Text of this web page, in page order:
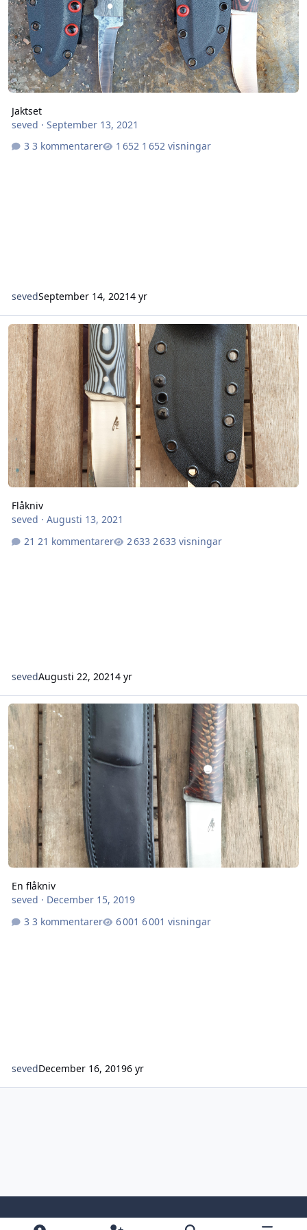
Jaktset
seved · September 13, 2021
3 kommentarer
1 652 visningar
sevedSeptember 14, 20214 yr
Flåkniv
Flåkniv
seved · Augusti 13, 2021
21 kommentarer
2 633 visningar
sevedAugusti 22, 20214 yr
En flåkniv
En flåkniv
seved · December 15, 2019
3 kommentarer
6 001 visningar
sevedDecember 16, 20196 yr